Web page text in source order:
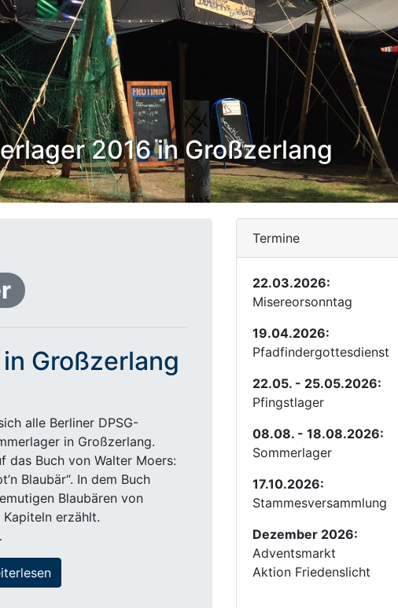
2016 in Großzerlang
Großzerlang
alle Berliner DPSG-
in Großzerlang.
das Buch von Walter Moers:
Blaubär“. In dem Buch
Blaubären von
erzählt.
Termine
22.03.2026:
Misereorsonntag
19.04.2026:
Pfadfindergottesdienst
22.05. - 25.05.2026:
Pfingstlager
08.08. - 18.08.2026:
Sommerlager
17.10.2026:
Stammesversammlung
Dezember 2026:
Adventsmarkt
Aktion Friedenslicht